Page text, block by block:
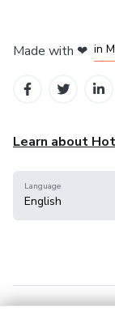
Made with ❤ in
Learn about
Language
English